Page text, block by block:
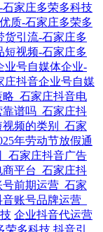
家庄多荣多科技
质-石家庄多荣多
货引流-石家庄多
短视频-石家庄多
业号自媒体企业-
庄抖音企业号自媒
_石家庄抖音电
谱吗_石家庄抖
频的类别_石家
年劳动节放假通
石家庄抖音广告
平台_石家庄抖
前期运营_石家
音账号品牌运营_
企业抖音代运营